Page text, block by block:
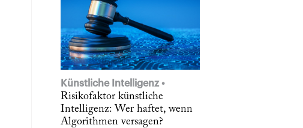
Künstliche Intelligenz
Risikofaktor künstliche
Intelligenz: Wer haftet, wenn
Algorithmen versagen?